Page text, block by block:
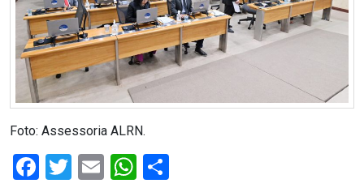
CARNAVAL
DO
RN
CICLISMO
COMPETIÇÃO
Foto: Assessoria ALRN.
Facebook
Twitter
EmailWhatsApp